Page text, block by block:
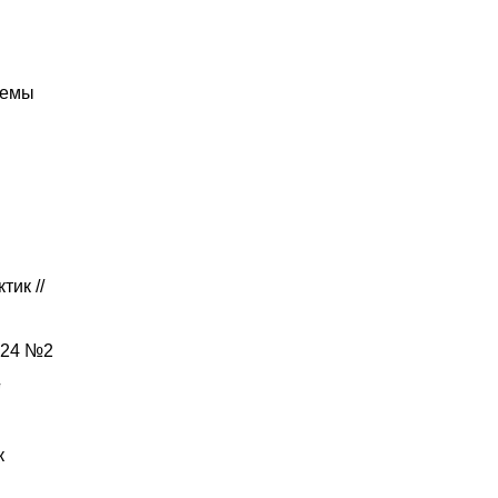
//
№2